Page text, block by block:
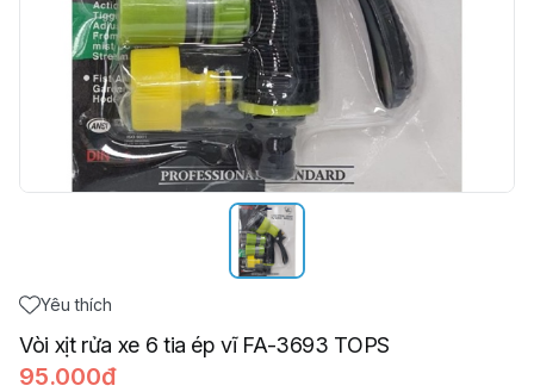
Yêu thích
Vòi xịt rửa xe 6 tia ép vĩ FA-3693 TOPS
95.000đ